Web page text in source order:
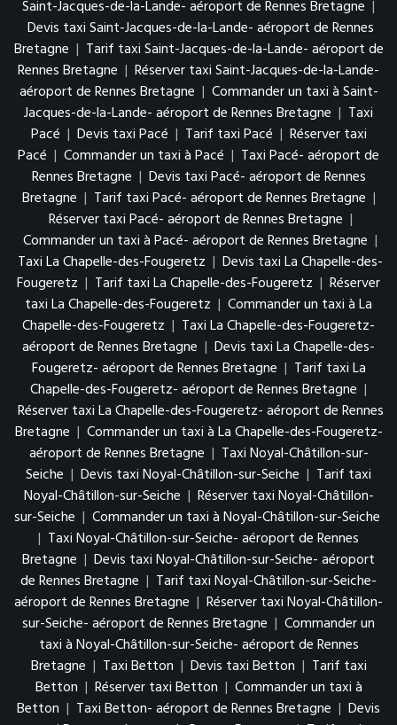
Saint-Jacques-de-la-Lande- aéroport de Rennes Bretagne |
Devis taxi Saint-Jacques-de-la-Lande- aéroport de Rennes
Bretagne | Tarif taxi Saint-Jacques-de-la-Lande- aéroport de
Rennes Bretagne | Réserver taxi Saint-Jacques-de-la-Lande-
aéroport de Rennes Bretagne | Commander un taxi à Saint-
Jacques-de-la-Lande- aéroport de Rennes Bretagne | Taxi
Pacé | Devis taxi Pacé | Tarif taxi Pacé | Réserver taxi
Pacé | Commander un taxi à Pacé | Taxi Pacé- aéroport de
Rennes Bretagne | Devis taxi Pacé- aéroport de Rennes
Bretagne | Tarif taxi Pacé- aéroport de Rennes Bretagne |
Réserver taxi Pacé- aéroport de Rennes Bretagne |
Commander un taxi à Pacé- aéroport de Rennes Bretagne |
Taxi La Chapelle-des-Fougeretz | Devis taxi La Chapelle-des-
Fougeretz | Tarif taxi La Chapelle-des-Fougeretz | Réserver
taxi La Chapelle-des-Fougeretz | Commander un taxi à La
Chapelle-des-Fougeretz | Taxi La Chapelle-des-Fougeretz-
aéroport de Rennes Bretagne | Devis taxi La Chapelle-des-
Fougeretz- aéroport de Rennes Bretagne | Tarif taxi La
Chapelle-des-Fougeretz- aéroport de Rennes Bretagne |
Réserver taxi La Chapelle-des-Fougeretz- aéroport de Rennes
Bretagne | Commander un taxi à La Chapelle-des-Fougeretz-
aéroport de Rennes Bretagne | Taxi Noyal-Châtillon-sur-
Seiche | Devis taxi Noyal-Châtillon-sur-Seiche | Tarif taxi
Noyal-Châtillon-sur-Seiche | Réserver taxi Noyal-Châtillon-
sur-Seiche | Commander un taxi à Noyal-Châtillon-sur-Seiche
| Taxi Noyal-Châtillon-sur-Seiche- aéroport de Rennes
Bretagne | Devis taxi Noyal-Châtillon-sur-Seiche- aéroport
de Rennes Bretagne | Tarif taxi Noyal-Châtillon-sur-Seiche-
aéroport de Rennes Bretagne | Réserver taxi Noyal-Châtillon-
sur-Seiche- aéroport de Rennes Bretagne | Commander un
taxi à Noyal-Châtillon-sur-Seiche- aéroport de Rennes
Bretagne | Taxi Betton | Devis taxi Betton | Tarif taxi
Betton | Réserver taxi Betton | Commander un taxi à
Betton | Taxi Betton- aéroport de Rennes Bretagne | Devis